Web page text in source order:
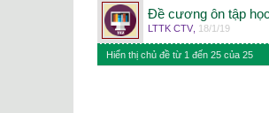
Đề cương ôn tập
LTTK CTV 18/1/19
Hiển thị chủ đề từ 1 đến 25 của 25